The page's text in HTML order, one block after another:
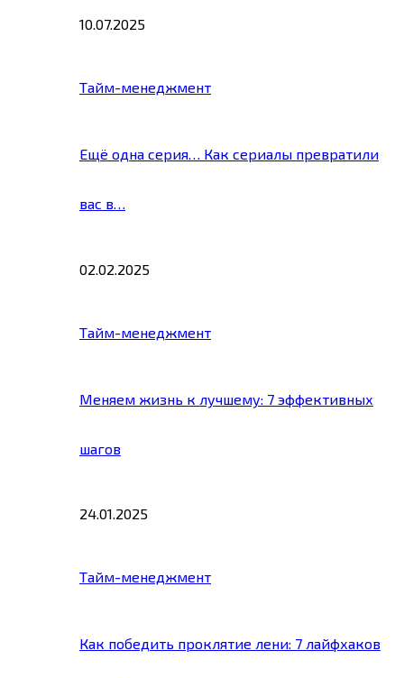
10.07.2025
Тайм-менеджмент
Ещё одна серия… Как сериалы превратили
вас в…
02.02.2025
Тайм-менеджмент
Меняем жизнь к лучшему: 7 эффективных
шагов
24.01.2025
Тайм-менеджмент
Как победить проклятие лени: 7 лайфхаков